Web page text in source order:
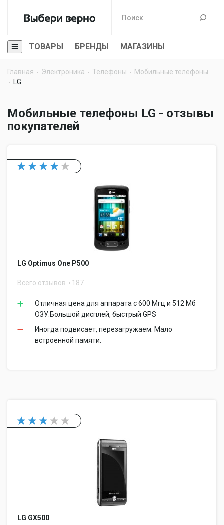
ТОВАРЫ БРЕНДЫ МАГАЗИНЫ
Главная Электроника Телефоны
Мобильные телефоны
LG
Мобильные телефоны LG - отзывы
покупателей
LG Optimus One P500
Всего отзывов 187
Отличная цена для аппарата с 600 Мгц и 512 Мб
ОЗУ.Большой дисплей, быстрый GPS
Иногда подвисает, перезагружаем. Мало
встроенной памяти.
LG GX500